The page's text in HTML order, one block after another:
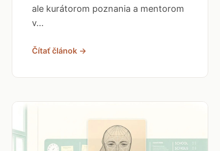
ale kurátorom poznania a mentorom
v...
Čítať článok →